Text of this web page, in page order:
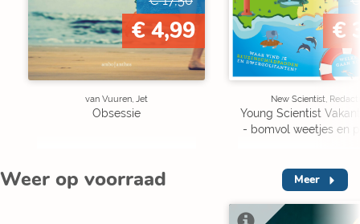
€ 4,99
van Vuuren, Jet
Obsessie
€
New Scientist,
Young Scientist
- bomvol weetjes en
Weer op voorraad Meer